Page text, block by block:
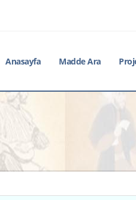
Anasayfa Madde Ara